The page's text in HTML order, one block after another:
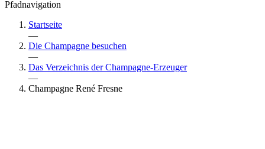
Pfadnavigation
Startseite
—
Die Champagne besuchen
—
Das Verzeichnis der Champagne-Erzeuger
—
Champagne René Fresne